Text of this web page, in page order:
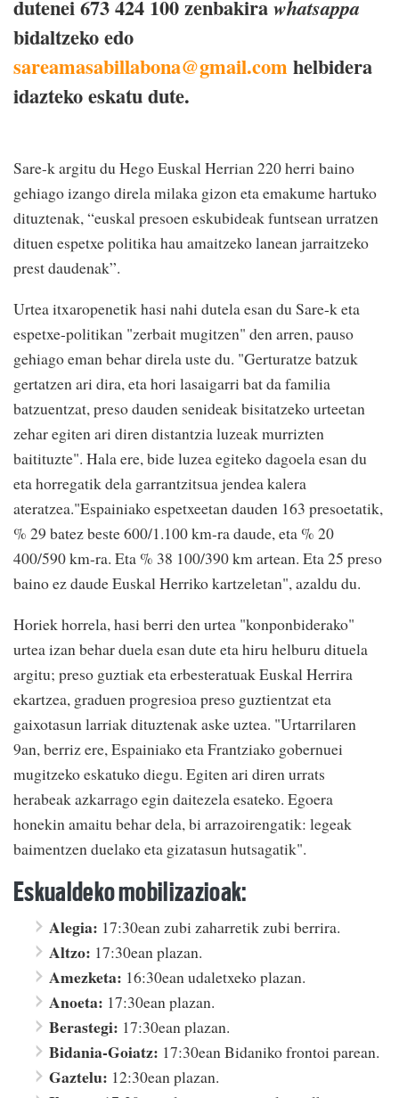
dutenei 673 424 100 zenbakirawhatsappa
bidaltzeko edo
sareamasabillabona@gmail.comhelbidera
idazteko eskatu dute.
Sare-k argitu du Hego Euskal Herrian 220 herri baino
gehiago izango direla milaka gizon eta emakume hartuko
dituztenak, “euskal presoen eskubideak funtsean urratzen
dituen espetxe politika hau amaitzeko lanean jarraitzeko
prest daudenak”.
Urtea itxaropenetik hasi nahi dutela esan du Sare-k eta
espetxe-politikan "zerbait mugitzen" den arren, pauso
gehiago eman behar direla uste du. "Gerturatze batzuk
gertatzen ari dira, eta hori lasaigarri bat da familia
batzuentzat, preso dauden senideak bisitatzeko urteetan
zehar egiten ari diren distantzia luzeak murrizten
baitituzte". Hala ere, bide luzea egiteko dagoela esan du
eta horregatik dela garrantzitsua jendea kalera
ateratzea."Espainiako espetxeetan dauden 163 presoetatik,
% 29 batez beste 600/1.100 km-ra daude, eta % 20
400/590 km-ra. Eta % 38 100/390 km artean. Eta 25 preso
baino ez daude Euskal Herriko kartzeletan", azaldu du.
Horiek horrela, hasi berri den urtea "konponbiderako"
urtea izan behar duela esan dute eta hiru helburu dituela
argitu; preso guztiak eta erbesteratuak Euskal Herrira
ekartzea, graduen progresioa preso guztientzat eta
gaixotasun larriak dituztenak aske uztea. "Urtarrilaren
9an, berriz ere, Espainiako eta Frantziako gobernuei
mugitzeko eskatuko diegu. Egiten ari diren urrats
herabeak azkarrago egin daitezela esateko. Egoera
honekin amaitu behar dela, bi arrazoirengatik: legeak
baimentzen duelako eta gizatasun hutsagatik".
Eskualdeko mobilizazioak:
Alegia: 17:30ean zubi zaharretik zubi berrira.
Altzo: 17:30ean plazan.
Amezketa: 16:30ean udaletxeko plazan.
Anoeta: 17:30ean plazan.
Berastegi: 17:30ean plazan.
Bidania-Goiatz: 17:30ean Bidaniko frontoi parean.
Gaztelu: 12:30ean plazan.